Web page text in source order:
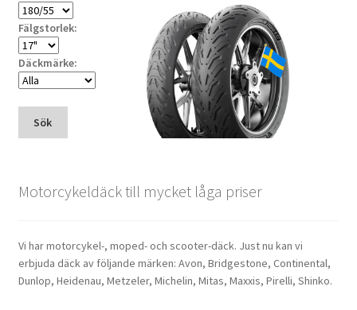
Fälgstorlek:
Däckmärke:
Sök
Motorcykeldäck till mycket låga priser
Vi har motorcykel-, moped- och scooter-däck. Just nu kan vi
erbjuda däck av följande märken: Avon, Bridgestone, Continental,
Dunlop, Heidenau, Metzeler, Michelin, Mitas, Maxxis, Pirelli, Shinko.